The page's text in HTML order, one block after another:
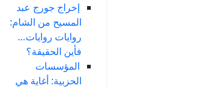
إخراج جورج عبد
المسيح من الشام:
روايات روايات…
فأين الحقيقة؟
المؤسسات
الحزبية: أغاية هي